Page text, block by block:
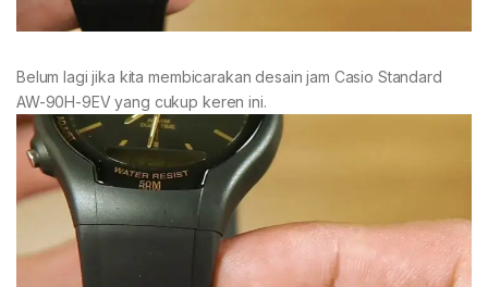
Belum lagi jika kita membicarakan desain jam Casio Standard
AW-90H-9EV yang cukup keren ini.